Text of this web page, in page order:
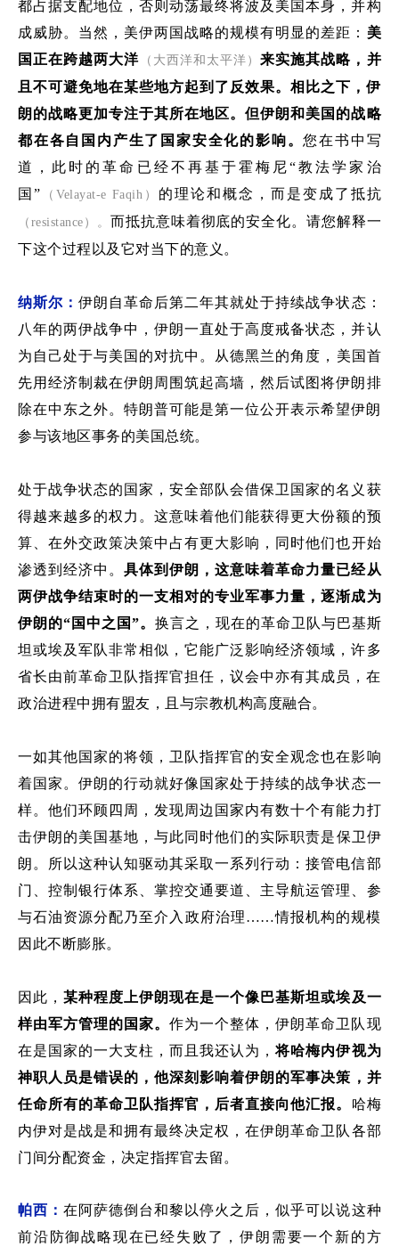
都占据支配地位 ，否则动荡最终将波及美国本身，并构
成威胁。当然， 美伊两国战略的规模有明显的差距： 美
国正在跨越两大洋 （大西洋和 太平洋）来实施其战略， 并
且不可避免地在某些地方起到了反效果。相比之下，伊
朗的战略更加专注于其所在地区。但伊朗和美国的战略
都在各自 国内产生了 国家安全化的影响。您在书中写
道，此时的革命 已经不再基于霍梅尼“教法学家治
国” （ Velayat-e Faqih ） 的理论和概念，而是变成了抵抗
（resistance）。 而抵抗意味着彻底的安全化。 请您解释一
下这个过程以及它对当下的意义。
纳斯尔：伊朗 自革命后第二年其就处于持续战争状态 ：
八年的两伊战争中，伊朗一直处于高度戒备状态，并认
为 自己处于与美国的对抗中 。从德黑兰的角度，美国首
先用经济制裁在伊朗周围筑起高墙，然后试图将伊朗排
除在中东之外。特朗普可能是第一位公开表示希望伊朗
参与该地区事务的美国总统。
处于战争状态的国家，安全部队会借保卫国家的名义获
得越来越多的权力 。这意味着他们能获得更大份额的预
算 、在外交政策决策中占有更大影响 ， 同时他们也开始
渗透到经济中。具体到伊朗 ，这意味着革命力量已经从
两伊战争结束时的一支相对的专业军事力量，逐渐成为
伊朗的“ 国中之国”。 换言之，现在的革命卫队与巴基斯
坦或埃及军队非常相似，它能广泛影响经济领域，许多
省长由前革命卫队指挥官担任，议会中亦有其成员，在
政治进程中拥有盟友，且与宗教机构高度融合。
一如其他国家的将领，卫队指挥官的安全观念也在影响
着国家 。伊朗的行动就好像 国家处于持续的战争状态一
样。他们环顾四周，发现周边 国家内有数十个有能力打
击伊朗的美国基地 ，与此同时他们的实际职责是保卫伊
朗。所以这种认知驱动其采取一系列行动：接管电信部
门、控制银行体系、掌控交通要道、主导航运管理、参
与石油资源分配乃至介入政府治理……情报机构的规模
因此不断膨胀。
因此，某种程度上伊朗现在是一个像巴基斯坦或埃及一
样由军方管理的国家。作为一个整体，伊朗革命卫队现
在是国家的一大支柱，而且我还认为 ，将哈梅内伊视为
神职人员是错误的 ，他深刻影响着伊朗的军事决策，并
任命所有的革命卫队指挥官， 后者直接向他汇报。 哈梅
内伊对是战是和拥有最终决定权，在伊朗革命卫队 各部
门间分配资金 ， 决定指挥官去留。
帕西：在阿萨德倒台和黎以停火之后 ，似乎可以说这种
前沿防御战略现在已经失败了 ，伊朗需要一个新的方